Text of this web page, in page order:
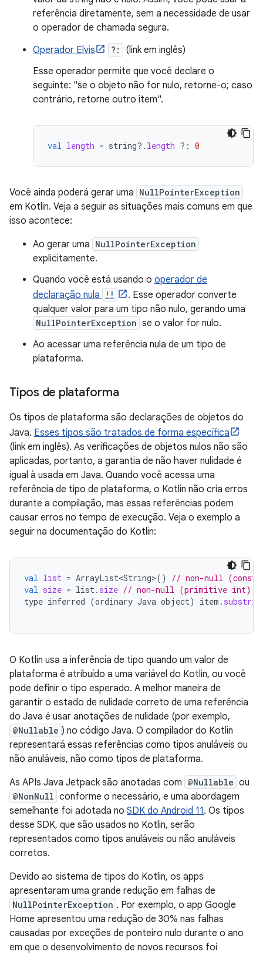
referência diretamente, sem a necessidade de usar
o operador de chamada segura.
Operador Elvis
?:
(link em inglês)
Esse operador permite que você declare o
seguinte: "se o objeto não for nulo, retorne-o; caso
contrário, retorne outro item".
val length = string?. length ?: 0
Você ainda poderá gerar uma NullPointerException
em Kotlin. Veja a seguir as situações mais comuns em que
isso acontece:
Ao gerar uma NullPointerException
explicitamente.
Quando você está usando o operador de
declaração nula
!!
. Esse operador converte
qualquer valor para um tipo não nulo, gerando uma
NullPointerException se o valor for nulo.
Ao acessar uma referência nula de um tipo de
plataforma.
Tipos de plataforma
Os tipos de plataforma são declarações de objetos do
Java. Esses tipos são tratados de forma específica
(link em inglês). As verificações de objetos nulos não são
aplicadas, portanto, a garantia de não haver nulidade é
igual à usada em Java. Quando você acessa uma
referência de tipo de plataforma, o Kotlin não cria erros
durante a compilação, mas essas referências podem
causar erros no tempo de execução. Veja o exemplo a
seguir na documentação do Kotlin:
val list = ArrayList<String>()
// non-null
val size = list. size // non-null (primitive int)
type inferred (ordinary Java object) item .
O Kotlin usa a inferência de tipo quando um valor de
plataforma é atribuído a uma variável do Kotlin, ou você
pode definir o tipo esperado. A melhor maneira de
garantir o estado de nulidade correto de uma referência
do Java é usar anotações de nulidade (por exemplo,
@Nullable ) no código Java. O compilador do Kotlin
representará essas referências como tipos anuláveis ou
não anuláveis, não como tipos de plataforma.
As APIs Java Jetpack são anotadas com @Nullable ou
@NonNull conforme o necessário, e uma abordagem
semelhante foi adotada no SDK do Android 11. Os tipos
desse SDK, que são usados no Kotlin, serão
representados como tipos anuláveis ou não anuláveis
corretos.
Devido ao sistema de tipos do Kotlin, os apps
apresentaram uma grande redução em falhas de
NullPointerException . Por exemplo, o app Google
Home apresentou uma redução de 30% nas falhas
causadas por exceções de ponteiro nulo durante o ano
em que o desenvolvimento de novos recursos foi